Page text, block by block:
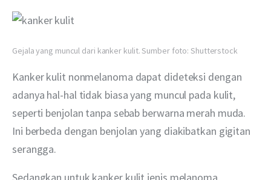
Gejala yang muncul dari kanker kulit. Sumber foto: Shutterstock
Kanker kulit nonmelanoma dapat dideteksi dengan
adanya hal-hal tidak biasa yang muncul pada kulit,
seperti benjolan tanpa sebab berwarna merah muda.
Ini berbeda dengan benjolan yang diakibatkan gigitan
serangga.
Sedangkan untuk kanker kulit jenis melanoma,